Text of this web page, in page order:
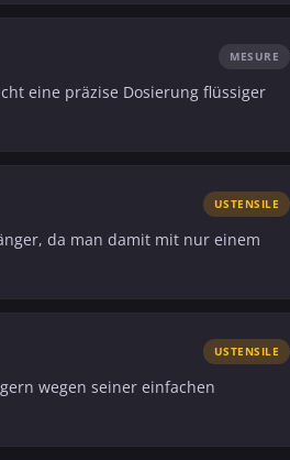
MESURE
eine präzise Dosierung flüssiger
USTENSILE
da man damit mit nur einem
USTENSILE
wegen seiner einfachen